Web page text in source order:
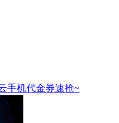
手机代金券速抢~